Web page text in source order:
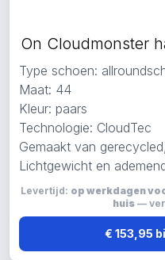
On Cloudmonster
Type schoen:
Maat: 44
Kleur: paars
Technologie: CloudTec
Gemaakt van
Lichtgewicht en
Levertijd: op werkdagen
huis—
€ 153,95